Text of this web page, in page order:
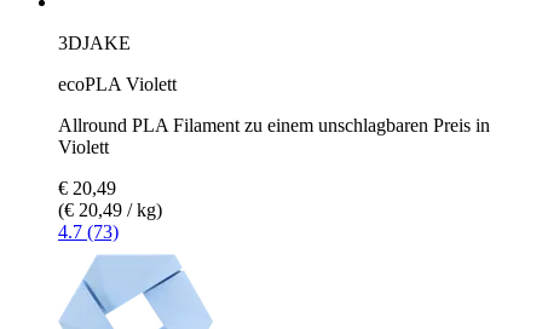
3DJAKE
ecoPLA Violett
Allround PLA Filament zu einem unschlagbaren Preis in
Violett
€ 20,49
(€ 20,49 / kg)
4.7 (73)